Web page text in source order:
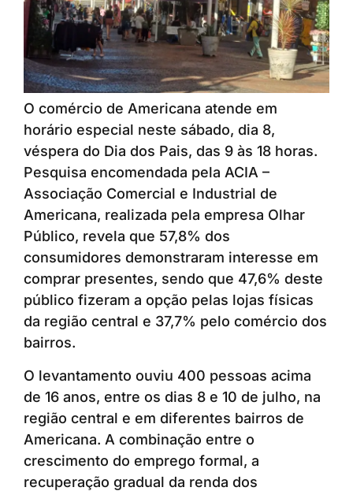
O comércio de Americana atende em
horário especial neste sábado, dia 8,
véspera do Dia dos Pais, das 9 às 18 horas.
Pesquisa encomendada pela ACIA –
Associação Comercial e Industrial de
Americana, realizada pela empresa Olhar
Público, revela que 57,8% dos
consumidores demonstraram interesse em
comprar presentes, sendo que 47,6% deste
público fizeram a opção pelas lojas físicas
da região central e 37,7% pelo comércio dos
bairros.
O levantamento ouviu 400 pessoas acima
de 16 anos, entre os dias 8 e 10 de julho, na
região central e em diferentes bairros de
Americana. A combinação entre o
crescimento do emprego formal, a
recuperação gradual da renda dos